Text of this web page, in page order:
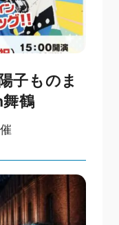
子ものま
鶴